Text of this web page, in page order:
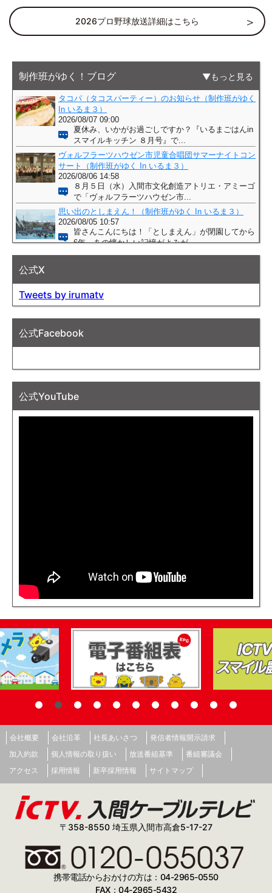
2026プロ野球放送詳細はこちら
制作班がゆく！ブログ もっと見る
公式X
Tweets by irumatv
公式Facebook
公式YouTube
会社概要 会社沿革 社長あいさつ
発信者情報開示請求
加入約款
個人情報の取り扱い 放送番組基準
番組審議会
アクセス
採用情報 新卒採用情報 サイトマップ
〒358-8550 埼玉県入間市高倉5-17-27
携帯電話からおかけの方は：04-2965-0550
FAX：04-2965-5432